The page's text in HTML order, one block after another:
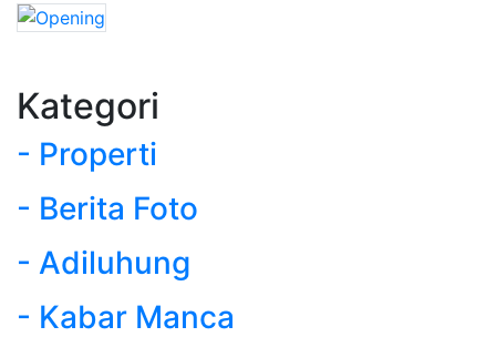
Kategori
- Properti
- Berita Foto
- Adiluhung
- Kabar Manca